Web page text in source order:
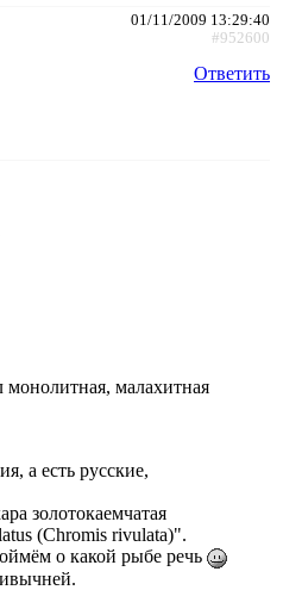
01/11/2009 13:29:40
#952600
Ответить
монолитная, малахитная
а есть русские,
золотокаемчатая
(Chromis rivulata)".
о какой рыбе речь